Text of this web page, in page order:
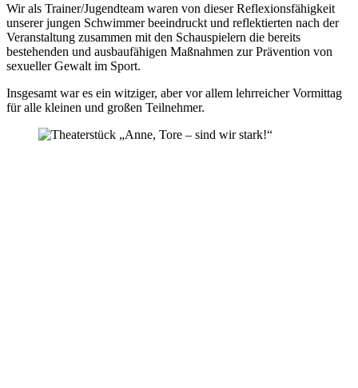
Wir als Trainer/Jugendteam waren von dieser Reflexionsfähigkeit
unserer jungen Schwimmer beeindruckt und reflektierten nach der
Veranstaltung zusammen mit den Schauspielern die bereits
bestehenden und ausbaufähigen Maßnahmen zur Prävention von
sexueller Gewalt im Sport.
Insgesamt war es ein witziger, aber vor allem lehrreicher Vormittag
für alle kleinen und großen Teilnehmer.
Theaterstück „Anne, Tore – sind wir
stark!“
Hellasjugend beim Theater